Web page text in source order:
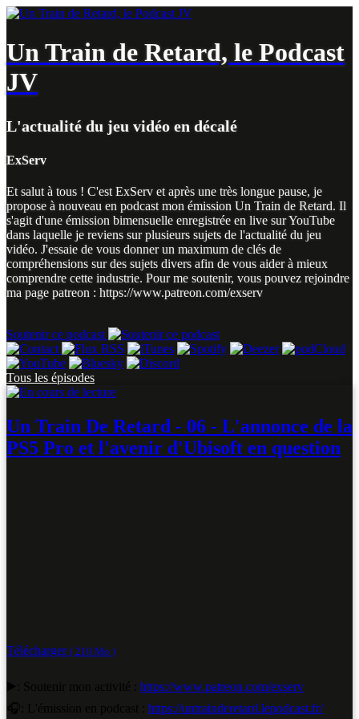
Un Train de Retard, le Podcast
JV
L'actualité du jeu vidéo en décalé
ExServ
Et salut à tous ! C'est ExServ et après une très longue pause, je
propose à nouveau en podcast mon émission Un Train de Retard. Il
s'agit d'une émission bimensuelle enregistrée en live sur YouTube
dans laquelle je reviens sur plusieurs sujets de l'actualité du jeu
vidéo. J'essaie de vous donner un maximum de clés de
compréhensions sur des sujets divers afin de vous aider à mieux
comprendre cette industrie. Pour me soutenir, vous pouvez rejoindre
ma page patreon : https://www.patreon.com/exserv
Soutenir ce podcast
Tous les épisodes
Un Train De Retard - 06 - L'annonce de la
PS5 Pro et l'avenir d'Ubisoft en question
Télécharger ( 210 Mo )
https://www.patreon.com/exserv
https://untrainderetard.lepodcast.fr/